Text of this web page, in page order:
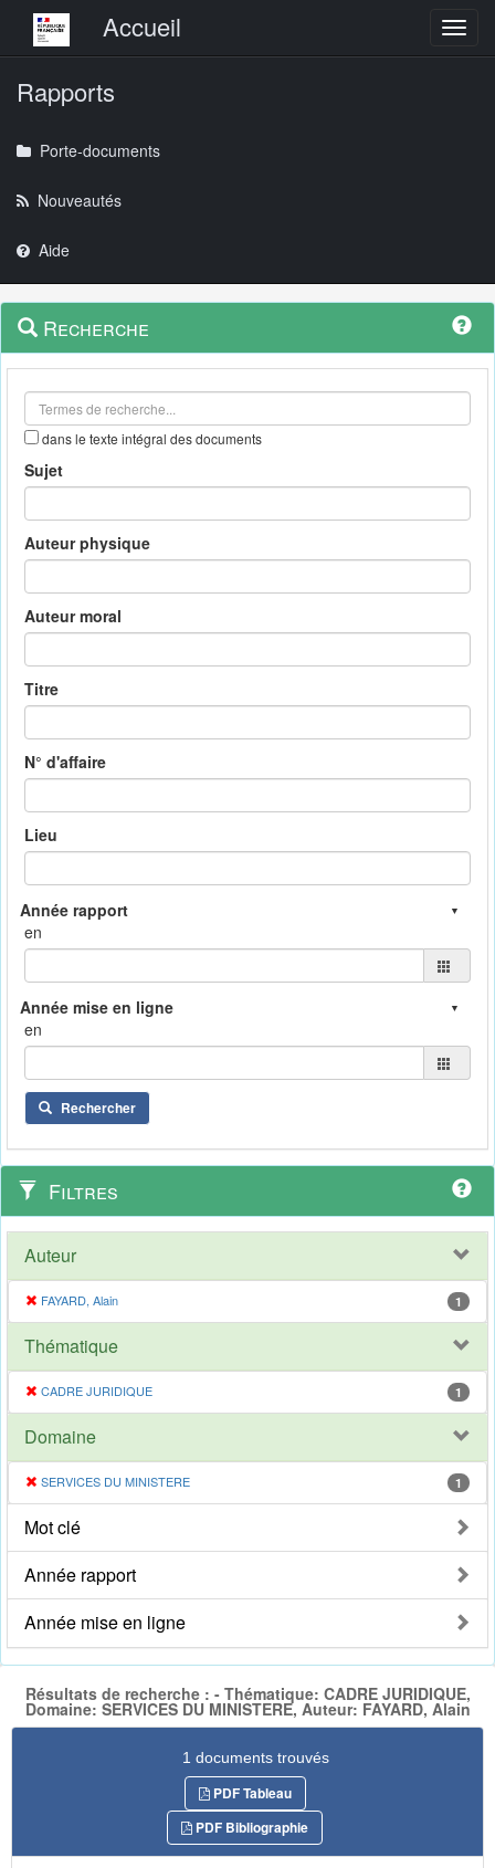
Menu principalAccueil
Rapports
Porte-documents
Nouveautés
Aide
Navigation
outils
Menu
contextuel
Recherche
dans le texte intégral des documents
Sujet
Auteur physique
Auteur moral
Titre
N° d'affaire
Lieu
en
en
Rechercher
Filtres
Auteur
FAYARD, Alain 1
Thématique
CADRE JURIDIQUE 1
Domaine
SERVICES DU MINISTERE 1
Mot clé
Année rapport
Année mise en ligne
Résultats de recherche : - Thématique: CADRE JURIDIQUE,
Domaine: SERVICES DU MINISTERE, Auteur: FAYARD, Alain
1 documents trouvés
PDF Tableau
PDF Bibliographie